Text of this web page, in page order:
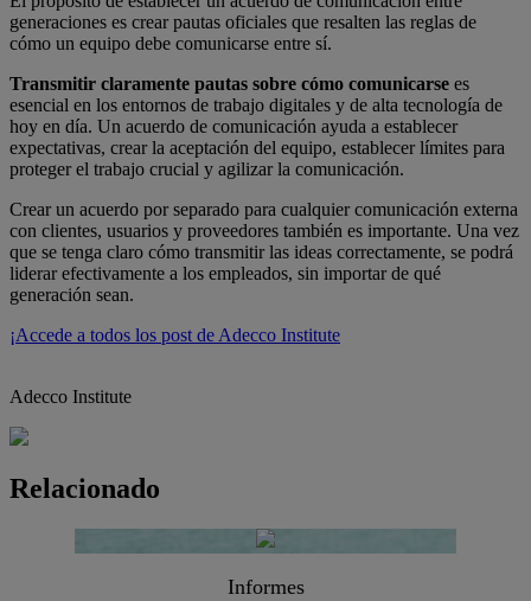
generaciones es crear pautas oficiales que resalten las reglas de
cómo un equipo debe comunicarse entre sí.
Transmitir claramente pautas sobre cómo comunicarse es
esencial en los entornos de trabajo digitales y de alta tecnología de
hoy en día. Un acuerdo de comunicación ayuda a establecer
expectativas, crear la aceptación del equipo, establecer límites para
proteger el trabajo crucial y agilizar la comunicación.
Crear un acuerdo por separado para cualquier comunicación externa
con clientes, usuarios y proveedores también es importante. Una vez
que se tenga claro cómo transmitir las ideas correctamente, se podrá
liderar efectivamente a los empleados, sin importar de qué
generación sean.
¡Accede a todos los post de Adecco Institute
Adecco Institute
Relacionado
Informes